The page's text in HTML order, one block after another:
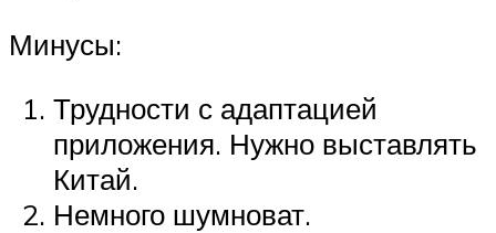
Минусы:
Трудности с адаптацией
приложения. Нужно выставлять
Китай.
Немного шумноват.